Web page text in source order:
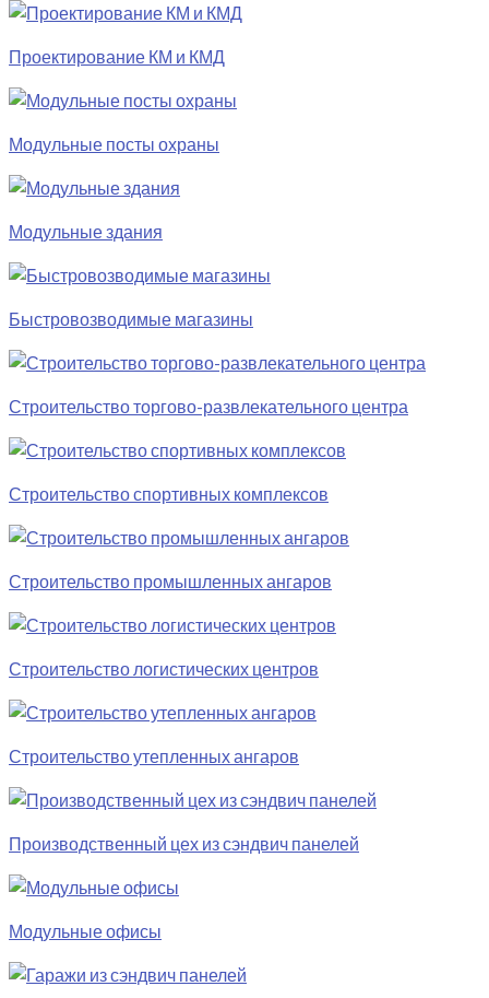
Проектирование КМ и КМД
Модульные посты охраны
Модульные здания
Быстровозводимые магазины
Строительство торгово-развлекательного центра
Строительство спортивных комплексов
Строительство промышленных ангаров
Строительство логистических центров
Строительство утепленных ангаров
Производственный цех из сэндвич панелей
Модульные офисы